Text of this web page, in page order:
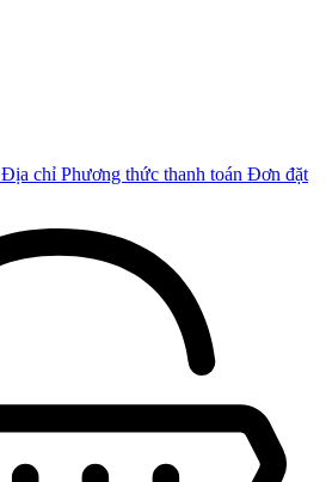
Địa chỉ Phương thức thanh toán Đơn đặt